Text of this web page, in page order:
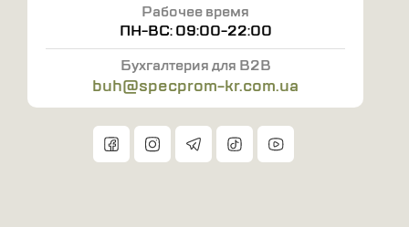
Рабочее время
ПН-ВС: 09:00-22:00
Бухгалтерия для B2B
buh@specprom-kr.com.ua